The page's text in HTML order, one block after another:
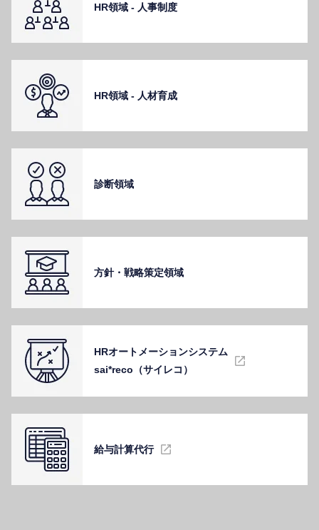
HR領域 - ⼈事制度
HR領域 - ⼈材育成
診断領域
⽅針・戦略策定領域
HRオートメーションシステム
sai*reco（サイレコ）
給与計算代⾏